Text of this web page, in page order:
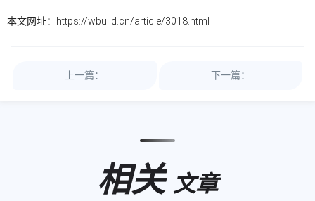
本文网址： https://wbuild.cn/article/3018.html
上一篇： 下一篇：
相关 文章